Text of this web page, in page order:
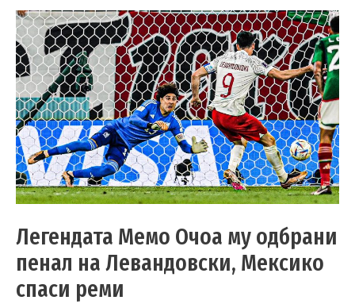
Легендата Мемо Очоа му одбрани
пенал на Левандовски, Мексико
спаси реми